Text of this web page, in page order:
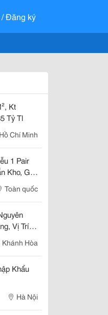
Đăng ký
Kt
Tỷ Tl
Hồ Chí Minh
1 Pair
Kho, Giá
Toàn quốc
Vị Trí
Khánh Hòa
Khẩu
Hà Nội